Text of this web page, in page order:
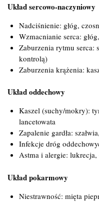
Układ sercowo-naczyniowy
Nadciśnienie: głóg,
Wzmacnianie serca:
Zaburzenia rytmu
kontrolą)
Zaburzenia krążenia:
Układ oddechowy
Kaszel (suchy/mokry):
lancetowata
Zapalenie gardła:
Infekcje dróg
Astma i alergie: lukrecja,
Układ pokarmowy
Niestrawność: mięta